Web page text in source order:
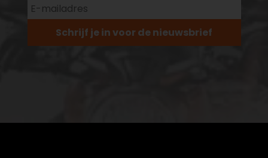
Schrijf je in voor de nieuwsbrief